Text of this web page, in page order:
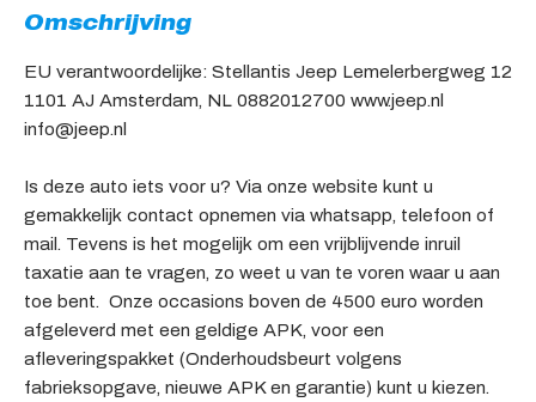
Omschrijving
EU verantwoordelijke: Stellantis Jeep Lemelerbergweg 12
1101 AJ Amsterdam, NL 0882012700 www.jeep.nl
info@jeep.nl
Is deze auto iets voor u? Via onze website kunt u
gemakkelijk contact opnemen via whatsapp, telefoon of
mail. Tevens is het mogelijk om een vrijblijvende inruil
taxatie aan te vragen, zo weet u van te voren waar u aan
toe bent. Onze occasions boven de 4500 euro worden
afgeleverd met een geldige APK, voor een
afleveringspakket (Onderhoudsbeurt volgens
fabrieksopgave, nieuwe APK en garantie) kunt u kiezen.